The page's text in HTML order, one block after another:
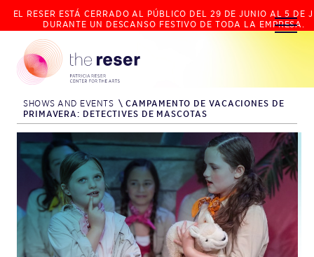
EL RESER ESTÁ CERRADO AL PÚBLICO DEL 29 DE JUNIO AL 5 DE
DURANTE UN DESCANSO FESTIVO DE TODA LA EMPRESA.
SHOWS AND EVENTS \ CAMPAMENTO DE VACACIONES DE
PRIMAVERA: DETECTIVES DE MASCOTAS